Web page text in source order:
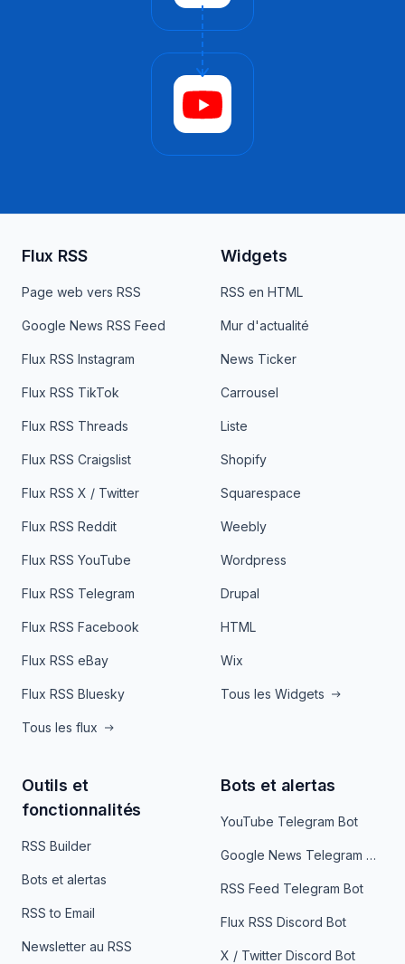
Flux RSS
Page web vers RSS
Google News RSS Feed
Flux RSS Instagram
Flux RSS TikTok
Flux RSS Threads
Flux RSS Craigslist
Flux RSS X / Twitter
Flux RSS Reddit
Flux RSS YouTube
Flux RSS Telegram
Flux RSS Facebook
Flux RSS eBay
Flux RSS Bluesky
Tous les flux
Widgets
RSS en HTML
Mur d'actualité
News Ticker
Carrousel
Liste
Shopify
Squarespace
Weebly
Wordpress
Drupal
HTML
Wix
Tous les Widgets
Outils et
fonctionnalités
RSS Builder
Bots et alertas
RSS to Email
Newsletter au RSS
Bots et alertas
YouTube Telegram Bot
Google News Telegram Bot
RSS Feed Telegram Bot
Flux RSS Discord Bot
X / Twitter Discord Bot